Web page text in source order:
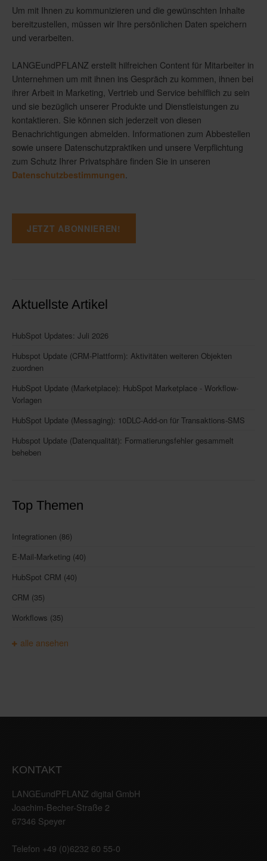
Um mit Ihnen zu kommunizieren und die gewünschten Inhalte
bereitzustellen, müssen wir Ihre persönlichen Daten speichern
und verarbeiten.
LANGEundPFLANZ erstellt hilfreichen Content für Mitarbeiter in
Unternehmen um mit ihnen ins Gespräch zu kommen, ihnen bei
ihrer Arbeit in Marketing, Vertrieb und Service behilflich zu sein
und sie bezüglich unserer Produkte und Dienstleistungen zu
kontaktieren. Sie können sich jederzeit von diesen
Benachrichtigungen abmelden. Informationen zum Abbestellen
sowie unsere Datenschutzpraktiken und unsere Verpflichtung
zum Schutz Ihrer Privatsphäre finden Sie in unseren
Datenschutzbestimmungen.
Aktuellste Artikel
HubSpot Updates: Juli 2026
Hubspot Update (CRM-Plattform): Aktivitäten weiteren Objekten
zuordnen
HubSpot Update (Marketplace): HubSpot Marketplace - Workflow-
Vorlagen
HubSpot Update (Messaging): 10DLC-Add-on für Transaktions-SMS
Hubspot Update (Datenqualität): Formatierungsfehler gesammelt
beheben
Top Themen
Integrationen (86)
E-Mail-Marketing (40)
HubSpot CRM (40)
CRM (35)
Workflows (35)
alle ansehen
KONTAKT
LANGEundPFLANZ digital GmbH
Joachim-Becher-Straße 2
67346 Speyer
Telefon +49 (0)6232 60 55-0